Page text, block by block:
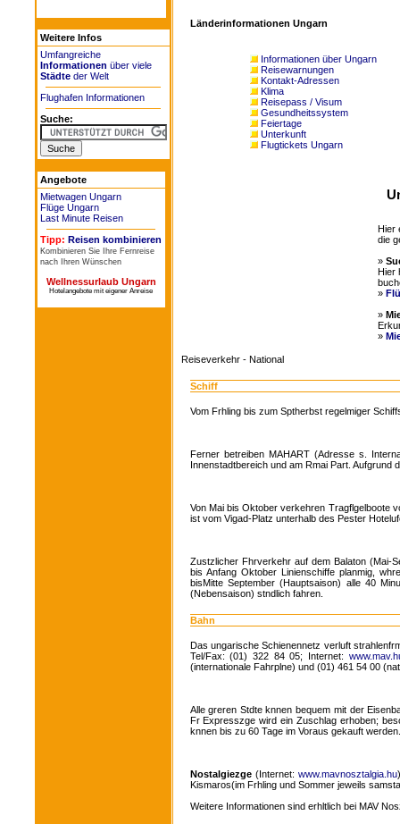
Weitere Infos
Umfangreiche
Informationen über viele
Städteder Welt
Flughafen Informationen
Suche:
Angebote
Mietwagen Ungarn
Flüge Ungarn
Last Minute Reisen
Tipp: Reisen kombinieren
Kombinieren Sie Ihre Fernreise
nach Ihren Wünschen
Wellnessurlaub Ungarn
Hotelangebote mit eigener Anreise
Länderinformationen Ungarn
Informationen über Ungarn
Reisewarnungen
Kontakt-Adressen
Klima
Reisepass / Visum
Gesundheitssystem
Feiertage
Unterkunft
Flugtickets Ungarn
Hier
die
»
Hier
»
»
»
Reiseverkehr - National
Schiff
Vom Frhling bis zum Sptherbst regelmiger
Ferner betreiben MAHART (Adresse s.
Innenstadtbereich und am Rmai Part.
Von Mai bis Oktober verkehren Tragflgelboote
ist vom Vigad-Platz unterhalb des Pester
Zustzlicher Fhrverkehr auf dem Balaton (Mai-
bis Anfang Oktober Linienschiffe planmig,
bisMitte September (Hauptsaison) alle 40
(Nebensaison) stndlich fahren.
Bahn
Das ungarische Schienennetz verluft
Tel/Fax: (01) 322 84 05; Internet:
(internationale Fahrplne) und (01) 461 54 00
Alle greren Stdte knnen bequem mit der
Fr Expresszge wird ein Zuschlag erhoben;
knnen bis zu 60 Tage im Voraus gekauft werden.
Nostalgiezge(Internet:www.mavnosztalgia.hu
Kismaros(im Frhling und Sommer jeweils
Weitere Informationen sind erhltlich bei MAV